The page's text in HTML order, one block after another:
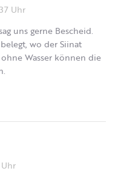
Uhr
uns gerne Bescheid.
wo der Siinat
Wasser können die